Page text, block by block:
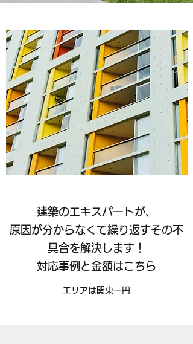
建築のエキスパートが、
原因が分からなくて繰り返すその不
具合を解決します！​
対応事例と金額はこちら
エリアは関東一円​